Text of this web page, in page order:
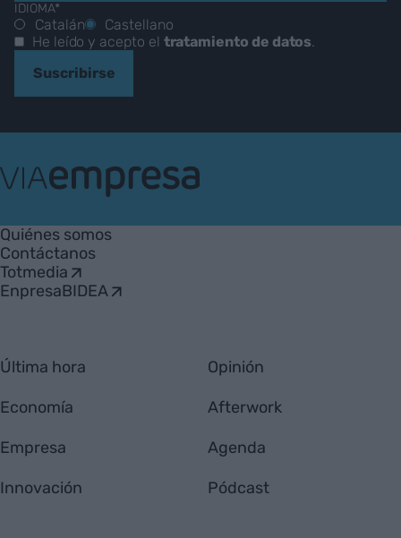
IDIOMA*
Catalán
Castellano
He leído y acepto el tratamiento de datos.
Suscribirse
Empresa
Quiénes somos
Contáctanos
Totmedia
EnpresaBIDEA
Última hora
Economía
Empresa
Innovación
Opinión
Afterwork
Agenda
Pódcast